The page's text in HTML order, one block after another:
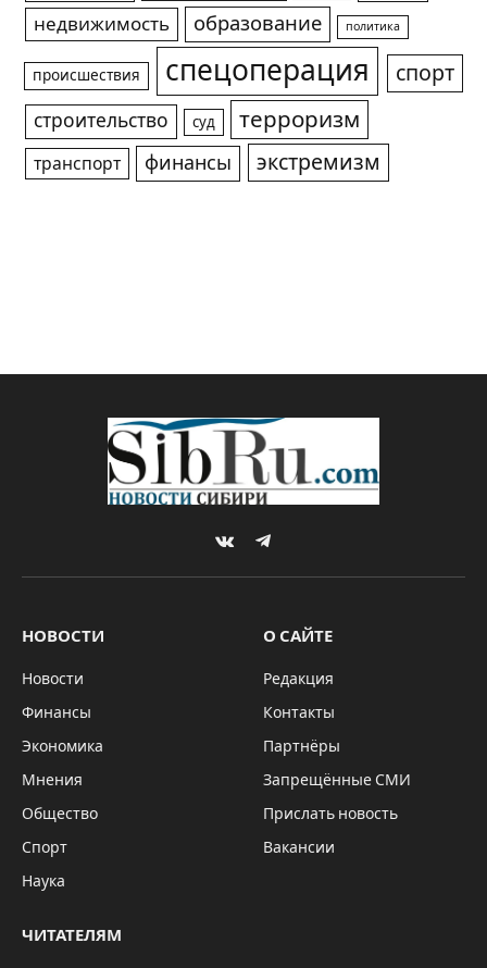
недвижимость
образование политика
происшествия спецоперация спорт
строительство суд терроризм
транспорт финансы экстремизм
VKontakteTelegram
НОВОСТИ
Новости
Финансы
Экономика
Мнения
Общество
Спорт
Наука
О САЙТЕ
Редакция
Контакты
Партнёры
Запрещённые СМИ
Прислать новость
Вакансии
ЧИТАТЕЛЯМ